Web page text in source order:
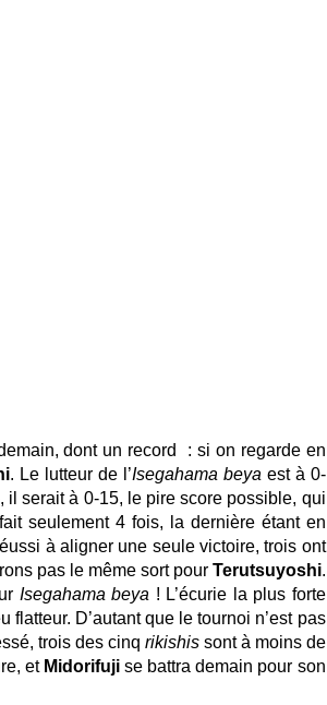
dont un record : si on regarde en
. Le lutteur de l’Isegahama beya est à 0-
, il serait à 0-15, le pire score possible, qui
seulement 4 fois, la dernière étant en
à aligner une seule victoire, trois ont
pas le même sort pour Terutsuyoshi.
Isegahama beya ! L’écurie la plus forte
D’autant que le tournoi n’est pas
trois des cinq rikishis sont à moins de
et Midorifujise battra demain pour son